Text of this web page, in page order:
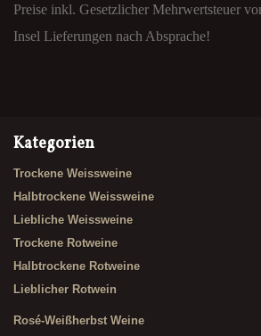
Preise inkl. Gesetzlicher Mehrwertsteuer
Insel Lieferungen nach Absprache!
Kategorien
Trockene Weissweine
Halbtrockene Weissweine
Liebliche Weissweine
Trockene Rotweine
Halbtrockene Rotweine
Lieblicher Rotwein
Rosé-Weißherbst Weine